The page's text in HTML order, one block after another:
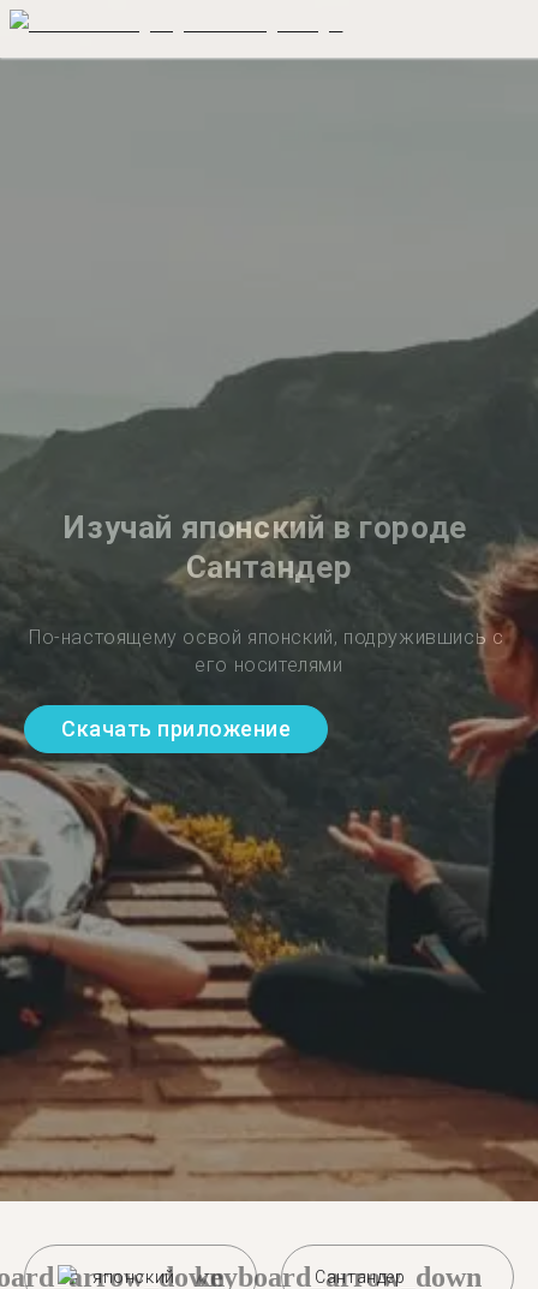
Изучай японский в городе
Сантандер
По-настоящему освой японский, подружившись с
его носителями
Скачать приложение
японский Сантандер
keyboard_arrow_down